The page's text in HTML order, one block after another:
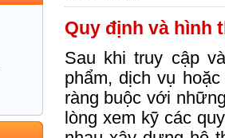
Quy định và hình
Sau khi truy cập
phẩm, dịch vụ
ràng buộc với
lòng xem kỹ các